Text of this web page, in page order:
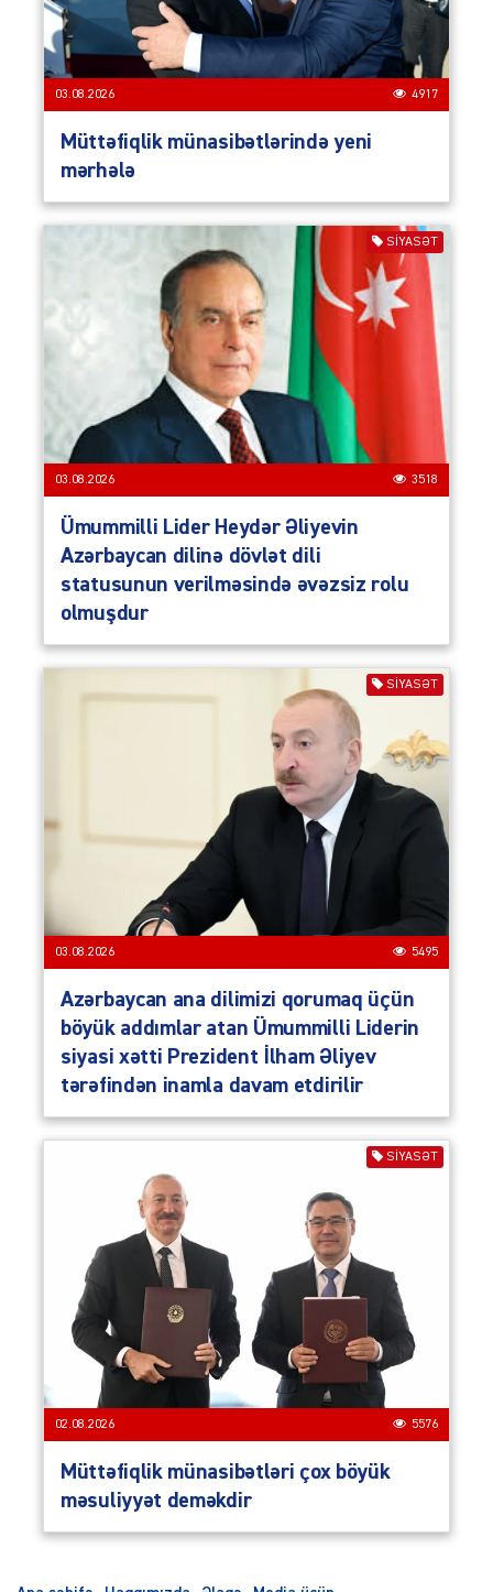
03.08.2026 4917
Müttəfiqlik münasibətlərində yeni
mərhələ
SIYASƏT
03.08.2026 3518
Ümummilli Lider Heydər Əliyevin
Azərbaycan dilinə dövlət dili
statusunun verilməsində əvəzsiz rolu
olmuşdur
SIYASƏT
03.08.2026 5495
Azərbaycan ana dilimizi qorumaq üçün
böyük addımlar atan Ümummilli Liderin
siyasi xətti Prezident İlham Əliyev
tərəfindən inamla davam etdirilir
SIYASƏT
02.08.2026 5576
Müttəfiqlik münasibətləri çox böyük
məsuliyyət deməkdir